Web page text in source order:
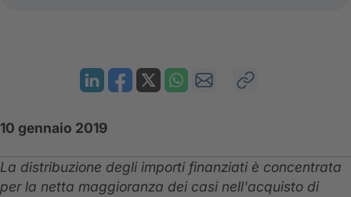
10 gennaio 2019
La distribuzione degli importi finanziati è concentrata
per la netta maggioranza dei casi nell'acquisto di